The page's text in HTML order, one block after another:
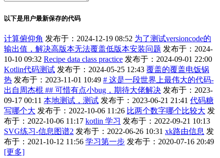
以下是用户最新保存的代码
计算俯仰角 发布于：2024-12-19 08:52 为了测试versioncode的
输出值，解决高版本无法覆盖低版本安装问题 发布于：2024-
10-10 09:32 Recipe data class practice 发布于：2024-09-01 22:00
Kotlin代码测试 发布于：2024-05-25 12:43 覆盖的覆盖电饭锅
热 发布于：2023-11-01 10:49 # 这是一段世界上最伟大的代码-
出自周杰棍 ## 可惜有点小bug，期待大佬解决 发布于：2023-
09-17 00:11 本地测试，测试 发布于：2023-06-21 21:41 代码糖
写哪个大 发布于：2022-10-06 11:26 比两个数字哪个比较大 发
布于：2022-10-06 11:17 kotlin 学习 发布于：2022-09-21 10:13
SVG练习-信息图谱2 发布于：2022-06-26 10:31 xk路由信息 发
布于：2021-10-12 11:56 学习第一步 发布于：2020-07-16 20:49
[更多]